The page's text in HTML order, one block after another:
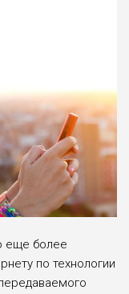
еще более
по технологии